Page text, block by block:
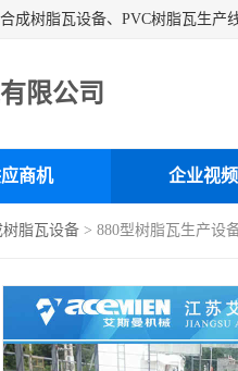
限公司
商机 企业视频
树脂瓦设备 > 880型树脂瓦生产设